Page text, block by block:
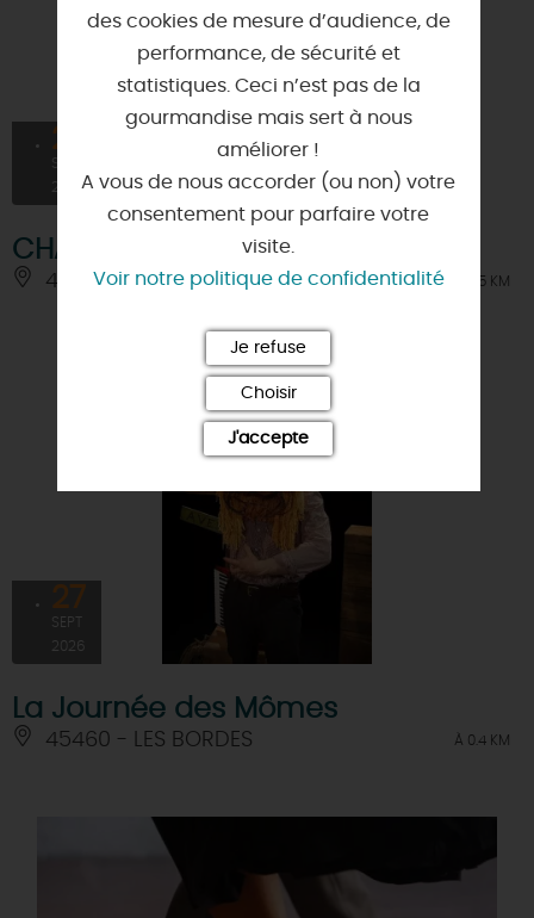
26
SEPT
2026
CHABADA SWING'N POP
45460 - BOUZY-LA-FORET À 5 KM
27
SEPT
2026
La Journée des Mômes
45460 - LES BORDES À 0.4 KM
des cookies de mesure d’audience, de
performance, de sécurité et
statistiques. Ceci n’est pas de la
gourmandise mais sert à nous
améliorer !
A vous de nous accorder (ou non) votre
consentement pour parfaire votre
visite.
Voir notre politique de confidentialité
Je refuse
Choisir
J'accepte